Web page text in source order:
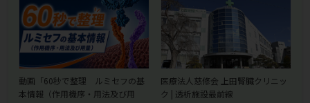
動画「60秒で整理 ルミセフの基
本情報（作用機序・用法及び用
医療法人慈修会 上田腎臓クリニッ
ク | 透析施設最前線